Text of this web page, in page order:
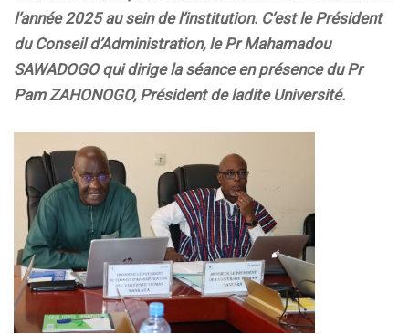
l’année 2025 au sein de l’institution. C’est le Président
du Conseil d’Administration, le Pr Mahamadou
SAWADOGO qui dirige la séance en présence du Pr
Pam ZAHONOGO, Président de ladite Université.